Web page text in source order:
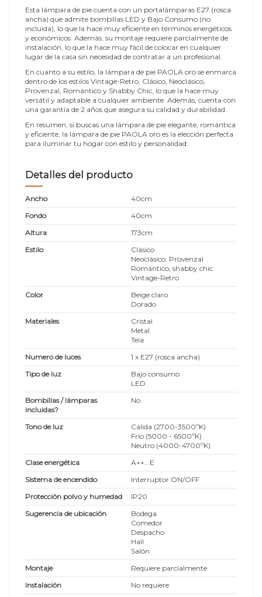
Esta lámpara de pie cuenta con un portalámparas E27 (rosca
ancha) que admite bombillas LED y Bajo Consumo (no
incluida), lo que la hace muy eficiente en términos energéticos
y económicos. Además, su montaje requiere parcialmente de
instalación, lo que la hace muy fácil de colocar en cualquier
lugar de la casa sin necesidad de contratar a un profesional.
En cuanto a su estilo, la lámpara de pie PAOLA oro se enmarca
dentro de los estilos Vintage-Retro, Clásico, Neoclásico,
Provenzal, Romántico y Shabby Chic, lo que la hace muy
versátil y adaptable a cualquier ambiente. Además, cuenta con
una garantía de 2 años que asegura su calidad y durabilidad.
En resumen, si buscas una lámpara de pie elegante, romántica
y eficiente, la lámpara de pie PAOLA oro es la elección perfecta
para iluminar tu hogar con estilo y personalidad.
Detalles del producto
Ancho
40cm
Fondo
40cm
Altura
173cm
Estilo
Clásico
Neoclásico, Provenzal
Romántico, shabby chic
Vintage-Retro
Color
Beige claro
Dorado
Materiales
Cristal
Metal
Tela
Numero de luces
1 x E27 (rosca ancha)
Tipo de luz
Bajo consumo
LED
Bombillas / lámparas
incluidas?
No
Tono de luz
Cálida (2700-3500ºK)
Frío (5000 - 6500ºK)
Neutro (4000-4700ºK)
Clase energética
A++...E
Sistema de encendido
Interruptor ON/OFF
Protección polvo y humedad
IP20
Sugerencia de ubicación
Bodega
Comedor
Despacho
Hall
Salón
Montaje
Requiere parcialmente
Instalación
No requiere